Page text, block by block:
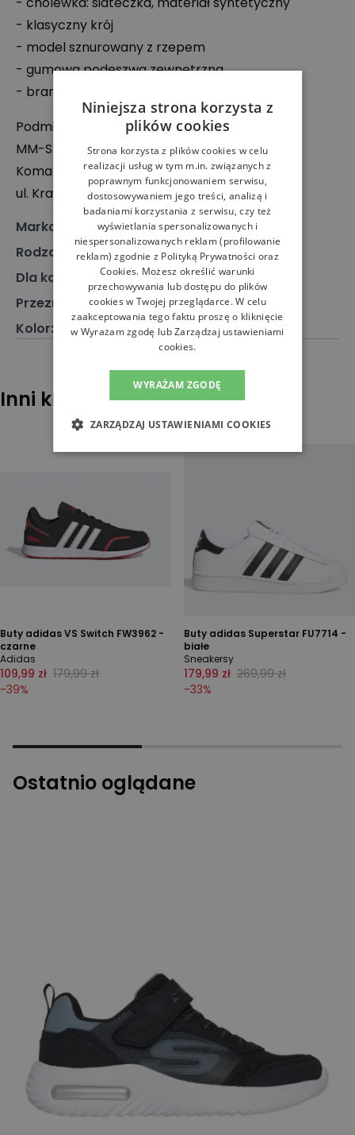
- klasyczny krój
- model sznurowany z rzepem
- gumowa podeszwa zewnętrzna
- branding producenta
Podmiot odpowiedzialny:
MM-SPORT Maciej Maciantowicz Spółka
Komandytowa
ul. Krakowiaków 12, 32-060 Kryspinów, Polska
Marka
Skechers
Rodzaj
Obuwie, Sneakersy
Dla kogo
Dla dziecka
Przeznaczenie:Buty klasyczne
Kolor: Czarny
Inni klienci sprawdzali również
Buty adidas VS Switch FW3962 -
czarne
Adidas
109,99 zł 179,99 zł
-39%
Buty adidas Superstar FU7714 -
białe
Sneakersy
179,99 zł 269,99 zł
-33%
Ostatnio oglądane
Niniejsza strona korzysta z
plików cookies
Strona korzysta z plików cookies w celu
realizacji usług w tym m.in. związanych z
poprawnym funkcjonowaniem serwisu,
dostosowywaniem jego treści, analizą i
badaniami korzystania z serwisu, czy też
wyświetlania spersonalizowanych i
niespersonalizowanych reklam (profilowanie
reklam) zgodnie z Polityką Prywatności oraz
Cookies. Możesz określić warunki
przechowywania lub dostępu do plików
cookies w Twojej przeglądarce. W celu
zaakceptowania tego faktu proszę o kliknięcie
w Wyrażam zgodę lub Zarządzaj ustawieniami
cookies.
WYRAŻAM ZGODĘ
ZARZĄDZAJ USTAWIENIAMI COOKIES